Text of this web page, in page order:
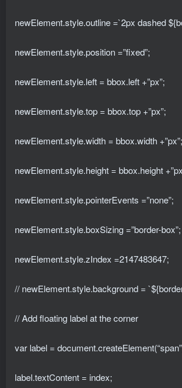
newElement.style.outline =`2px dashed
newElement.style.position =”fixed”;
newElement.style.left = bbox.left +”px”;
newElement.style.top = bbox.top +”px”;
newElement.style.width = bbox.width +”px”;
newElement.style.height = bbox.height
newElement.style.pointerEvents =”none”;
newElement.style.boxSizing =”border-box”;
newElement.style.zIndex =2147483647;
// newElement.style.background =
// Add floating label at the corner
var label =
label.textContent = index;